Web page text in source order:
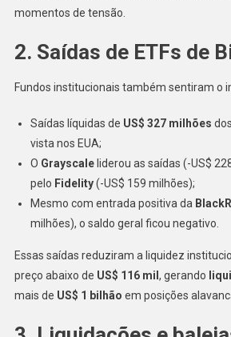
momentos de tensão.
2. Saídas de ETFs de
Fundos institucionais também sentiram o
Saídas líquidas de US$ 327 milhões
vista nos EUA;
O Grayscaleliderou as saídas (-US$
pelo Fidelity(-US$ 159 milhões);
Mesmo com entrada positiva da
milhões), o saldo geral ficou negativo.
Essas saídas reduziram a liquidez
preço abaixo de US$ 116 mil , gerando
mais de US$ 1 bilhão em posições